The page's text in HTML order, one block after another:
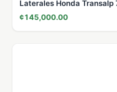
Laterales Honda Transalp
¢145,000.00